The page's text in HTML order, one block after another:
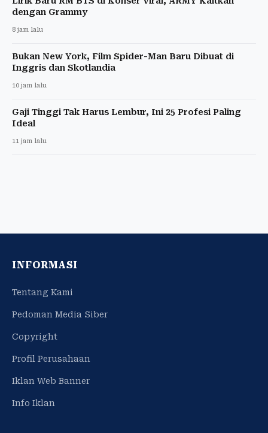
dengan Grammy
8 jam lalu
Bukan New York, Film Spider-Man Baru Dibuat di
Inggris dan Skotlandia
10 jam lalu
Gaji Tinggi Tak Harus Lembur, Ini 25 Profesi Paling
Ideal
11 jam lalu
INFORMASI
Tentang Kami
Pedoman Media Siber
Copyright
Profil Perusahaan
Iklan Web Banner
Info Iklan